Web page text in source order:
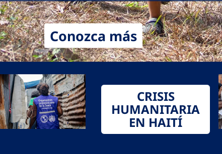
Conozca más
CRISIS
HUMANITARIA
EN HAITÍ